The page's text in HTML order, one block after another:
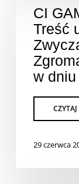
CI
Treść
w
29 czerwca